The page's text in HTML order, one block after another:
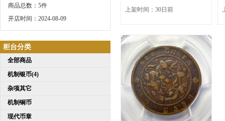
商品总数：5件
开店时间：2024-08-09
柜台分类
全部商品
机制银币(4)
杂项其它
机制铜币
现代币章
上架时间：30日前